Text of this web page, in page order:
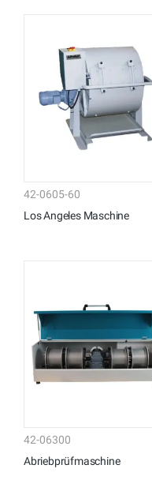
42-0605-60
Los Angeles Maschine
42-06300
Abriebprüfmaschine